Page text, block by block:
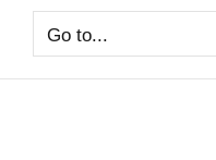
Go to...